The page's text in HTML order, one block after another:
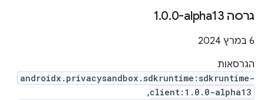
גרסה ‎1 .0.0-alpha13
‫6 במרץ 2024
הגרסאות
androidx.privacysandbox.sdkruntime:sdkruntime-
client:1.0.0-alpha13
,